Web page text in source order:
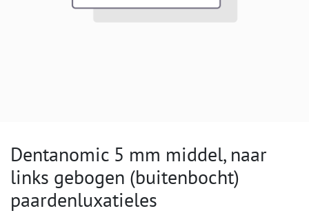
Dentanomic 5 mm middel, naar
links gebogen (buitenbocht)
paardenluxatieles